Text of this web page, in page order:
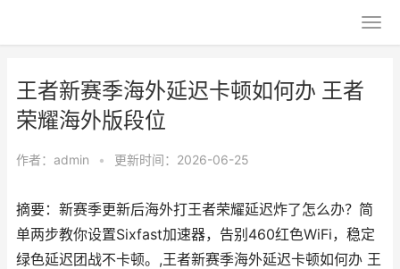
王者新赛季海外延迟卡顿如何办 王者
荣耀海外版段位
作者： admin • 更新时间：2026-06-25
摘要：新赛季更新后海外打王者荣耀延迟炸了怎么办？简
单两步教你设置Sixfast加速器，告别460红色WiFi，稳定
绿色延迟团战不卡顿。,王者新赛季海外延迟卡顿如何办 王